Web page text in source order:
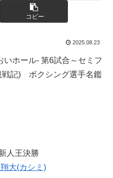
コピー
2025.08.23
いホール- 第6試合～セミフ
戦記) ボクシング選手名鑑
人王決勝
大(カシミ)